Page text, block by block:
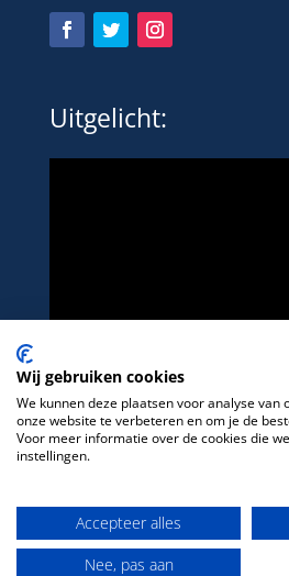
Uitgelicht:
Wij gebruiken cookies
We kunnen deze plaatsen voor analyse van
onze website te verbeteren en om je de
Voor meer informatie over de cookies die
instellingen.
Accepteer alles
Nee, pas aan